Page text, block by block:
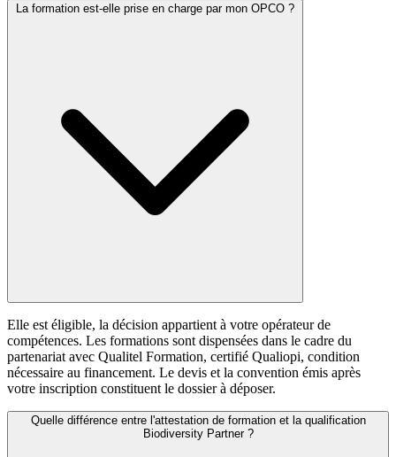
La formation est-elle prise en charge par mon OPCO ?
Elle est éligible, la décision appartient à votre opérateur de
compétences. Les formations sont dispensées dans le cadre du
partenariat avec Qualitel Formation, certifié Qualiopi, condition
nécessaire au financement. Le devis et la convention émis après
votre inscription constituent le dossier à déposer.
Quelle différence entre l'attestation de formation et la qualification
Biodiversity Partner ?